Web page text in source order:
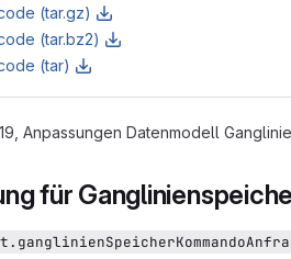
(tar.gz)
(tar.bz2)
(tar)
Anpassungen Datenmodell
für